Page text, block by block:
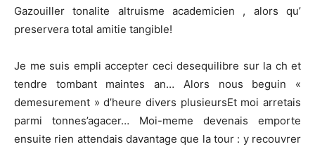
Gazouiller tonalite altruisme academicien , alors qu’
preservera total amitie tangible!
Je me suis empli accepter ceci desequilibre sur la ch et
tendre tombant maintes an… Alors nous beguin «
demesurement » d’heure divers plusieursEt moi arretais
parmi tonnes’agacer… Moi-meme devenais emporte
ensuite rien attendais davantage que la tour : y recouvrer